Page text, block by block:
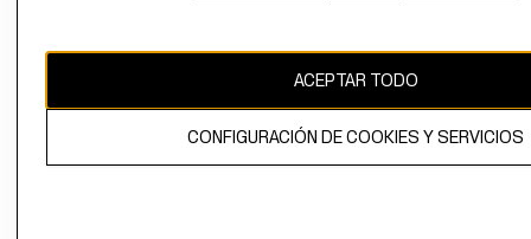
El contenido de esta página web está protegido por copyright y es
propiedad de H&M Hennes & Mauritz AB.
ACEPTAR TODO
CONFIGURACIÓN DE COOKIES Y SERVICIOS